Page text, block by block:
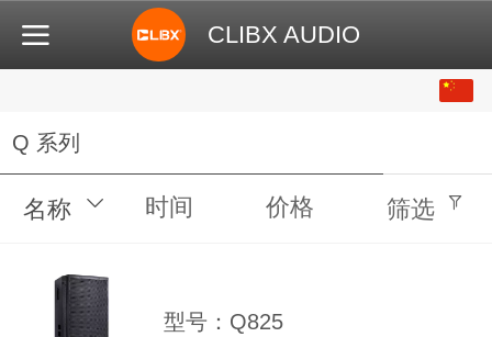
CLIBX AUDIO
Q 系列
名称 时间 价格 筛选
型号：Q825